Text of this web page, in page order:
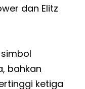
dan Elitz
bahkan
ketiga